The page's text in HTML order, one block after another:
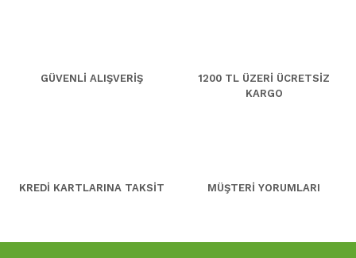
GÜVENLİ ALIŞVERİŞ
1200 TL ÜZERİ ÜCRETSİZ
KARGO
KREDİ KARTLARINA TAKSİT MÜŞTERİ YORUMLARI